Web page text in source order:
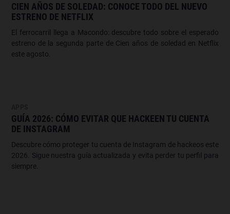
CIEN AÑOS DE SOLEDAD: CONOCE TODO DEL NUEVO
ESTRENO DE NETFLIX
El ferrocarril llega a Macondo: descubre todo sobre el esperado
estreno de la segunda parte de Cien años de soledad en Netflix
este agosto.
GUÍA 2026: CÓMO EVITAR QUE HACKEEN TU CUENTA
DE INSTAGRAM
Descubre cómo proteger tu cuenta de Instagram de hackeos este
2026. Sigue nuestra guía actualizada y evita perder tu perfil para
siempre.